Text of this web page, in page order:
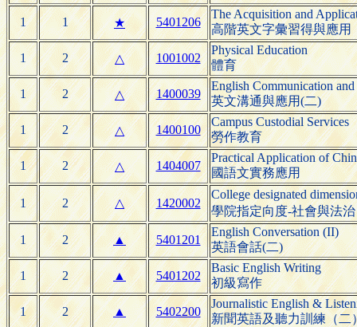
1 1 ★ 5401206
The Acquisition and
高階英文字彙習得與應用
1 2 △ 1001002
Physical Education
體育
1 2 △ 1400039
English Communication
英文溝通與應用(二)
1 2 △ 1400100
Campus Custodial Services
勞作教育
1 2 △ 1404007
Practical Application of
國語文實務應用
1 2 △ 1420002
College designated
學院指定向度-社會與法治
1 2 ▲ 5401201
English Conversation (II)
英語會話(二)
1 2 ▲ 5401202
Basic English Writing
初級寫作
1 2 ▲ 5402200
Journalistic English &
新聞英語及聽力訓練（二